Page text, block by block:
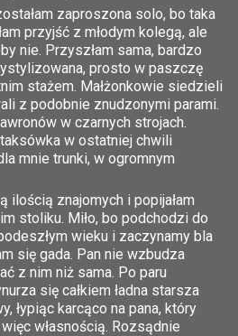
zaproszona solo, bo taka
przyjść z młodym kolegą, ale
nie. Przyszłam sama, bardzo
prosto w paszczę
stażem. Małżonkowie siedzieli
z podobnie znudzonymi parami.
w czarnych strojach.
w ostatniej chwili
mnie trunki, w ogromnym
ilością znajomych i popijałam
stoliku. Miło, bo podchodzi do
wieku i zaczynamy bla
się gada. Pan nie wzbudza
z nim niż sama. Po paru
się całkiem ładna starsza
łypiąc karcąco na pana, który
własnością. Rozsądnie